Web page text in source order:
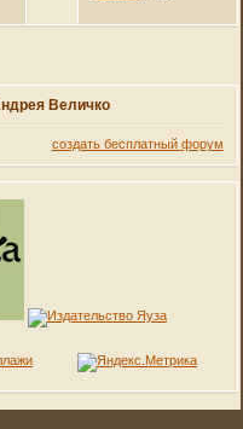
Величко
создать бесплатный форум